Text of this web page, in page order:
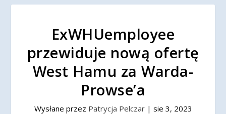
ExWHUemployee
przewiduje nową ofertę
West Hamu za Warda-
Prowse’a
Wysłane przez Patrycja Pelczar| sie 3, 2023